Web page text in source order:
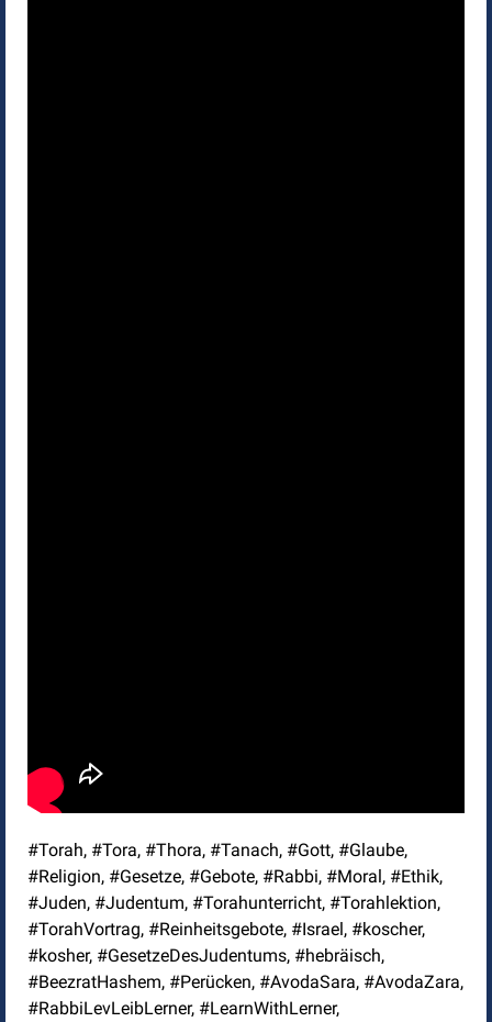
#Torah, #Tora, #Thora, #Tanach, #Gott, #Glaube,
#Religion, #Gesetze, #Gebote, #Rabbi, #Moral, #Ethik,
#Juden, #Judentum, #Torahunterricht, #Torahlektion,
#TorahVortrag, #Reinheitsgebote, #Israel, #koscher,
#kosher, #GesetzeDesJudentums, #hebräisch,
#BeezratHashem, #Perücken, #AvodaSara, #AvodaZara,
#RabbiLevLeibLerner, #LearnWithLerner,